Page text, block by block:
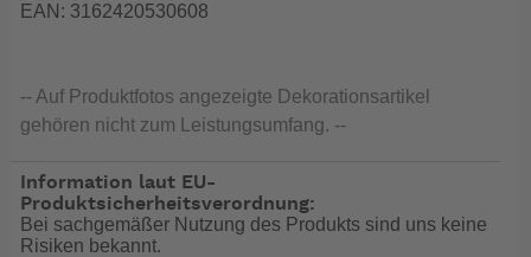
EAN: 3162420530608
-- Auf Produktfotos angezeigte Dekorationsartikel
gehören nicht zum Leistungsumfang. --
Information laut EU-
Produktsicherheitsverordnung:
Bei sachgemäßer Nutzung des Produkts sind uns keine
Risiken bekannt.